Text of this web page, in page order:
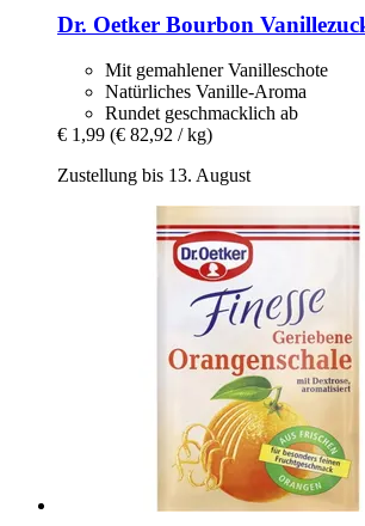
Dr. Oetker Bourbon
Mit gemahlener Vanilleschote
Natürliches Vanille-Aroma
Rundet geschmacklich ab
€ 1,99 (€ 82,92 / kg)
Zustellung bis 13. August